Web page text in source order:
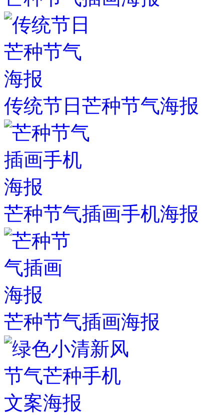
传统节日芒种节气海报
芒种节气插画手机海报
芒种节气插画海报